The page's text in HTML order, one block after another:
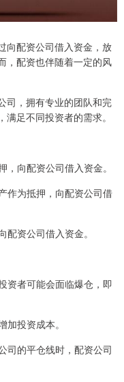
向配资公司借入资金，放
，配资也伴随着一定的风
司，拥有专业的团队和完
足不同投资者的需求。
向配资公司借入资金。
作为抵押，向配资公司借
资公司借入资金。
资者可能会面临爆仓，即
投资成本。
司的平仓线时，配资公司